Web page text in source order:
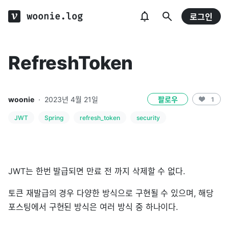
woonie.log 로그인
RefreshToken
woonie · 2023년 4월 21일 팔로우 1
JWT Spring refresh_token security
JWT는 한번 발급되면 만료 전 까지 삭제할 수 없다.
토큰 재발급의 경우 다양한 방식으로 구현될 수 있으며, 해당
포스팅에서 구현된 방식은 여러 방식 중 하나이다.